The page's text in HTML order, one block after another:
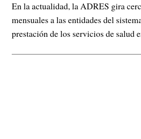
En la actualidad, la ADRES gira
mensuales a las entidades del
prestación de los servicios de salud